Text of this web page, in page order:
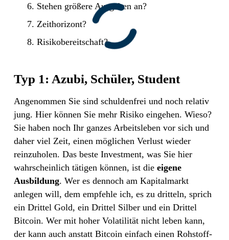
Stehen größere Ausgaben an?
Zeithorizont?
Risikobereitschaft?
Typ 1: Azubi, Schüler, Student
Angenommen Sie sind schuldenfrei und noch relativ
jung. Hier können Sie mehr Risiko eingehen. Wieso?
Sie haben noch Ihr ganzes Arbeitsleben vor sich und
daher viel Zeit, einen möglichen Verlust wieder
reinzuholen. Das beste Investment, was Sie hier
wahrscheinlich tätigen können, ist die eigene
Ausbildung. Wer es dennoch am Kapitalmarkt
anlegen will, dem empfehle ich, es zu dritteln, sprich
ein Drittel Gold, ein Drittel Silber und ein Drittel
Bitcoin. Wer mit hoher Volatilität nicht leben kann,
der kann auch anstatt Bitcoin einfach einen Rohstoff-